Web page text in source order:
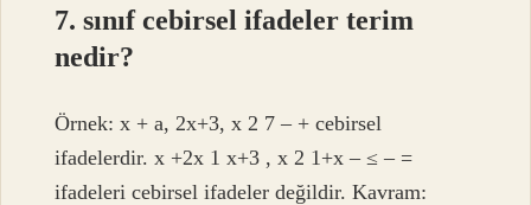
7. sınıf cebirsel ifadeler terim
nedir?
Örnek: x + a, 2x+3, x 2 7 – + cebirsel
ifadelerdir. x +2x 1 x+3 , x 2 1+x – ≤ – =
ifadeleri cebirsel ifadeler değildir. Kavram: